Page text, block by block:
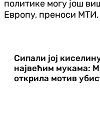
политике могу још
Европу, преноси МТИ.
Сипали јој
највећим мукама:
открила мотив